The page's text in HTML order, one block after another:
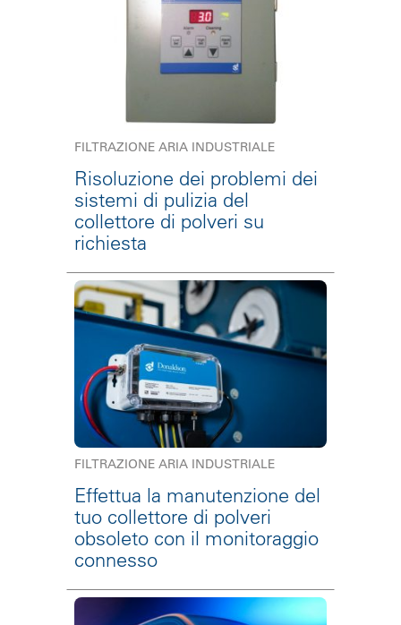
FILTRAZIONE ARIA INDUSTRIALE
Risoluzione dei problemi dei
sistemi di pulizia del
collettore di polveri su
richiesta
FILTRAZIONE ARIA INDUSTRIALE
Effettua la manutenzione del
tuo collettore di polveri
obsoleto con il monitoraggio
connesso